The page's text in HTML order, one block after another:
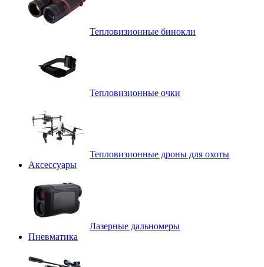
Тепловизионные бинокли
Тепловизионные очки
Тепловизионные дроны для охоты
Аксессуары
Лазерные дальномеры
Пневматика